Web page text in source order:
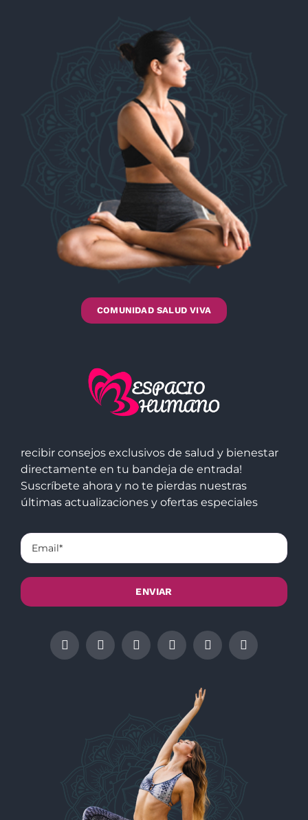
COMUNIDAD SALUD VIVA
recibir consejos exclusivos de salud y bienestar
directamente en tu bandeja de entrada!
Suscríbete ahora y no te pierdas nuestras
últimas actualizaciones y ofertas especiales